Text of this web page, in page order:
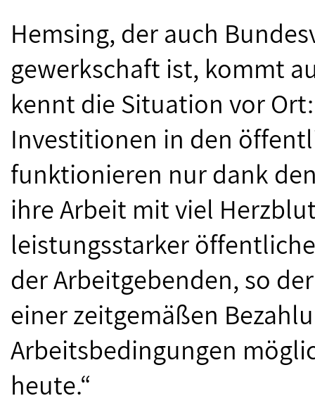
Hemsing, der auch
gewerkschaft ist, kommt
kennt die Situation vor
Investitionen in den
funktionieren nur dank
ihre Arbeit mit viel
leistungsstarker
der Arbeitgebenden, so
einer zeitgemäßen
Arbeitsbedingungen
heute.“